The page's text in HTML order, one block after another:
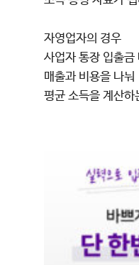
자영업자의 경우
사업자 통장 입출금
매출과 비용을 나눠
평균 소득을 계산하